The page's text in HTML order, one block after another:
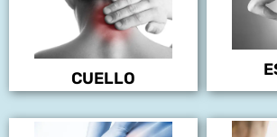
CUELLO